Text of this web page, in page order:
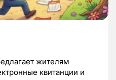
жителям
квитанции и